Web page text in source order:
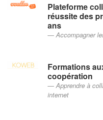
Plateforme
réussite des
ans
Accompagner
Formations
coopération
Apprendre à
internet